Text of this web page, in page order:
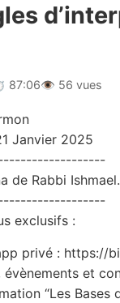
87:06👁 56 vues
Janvier 2025
de Rabbi Ishmael.
exclusifs :
privé : https://
évènements et
“Les